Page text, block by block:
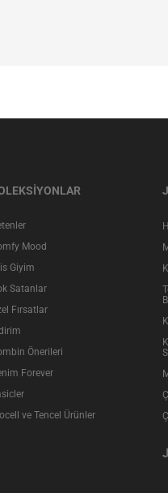
Mood
Giyim
Satanlar
Fırsatlar
Önerileri
Forever
ve Tencel Ürünler